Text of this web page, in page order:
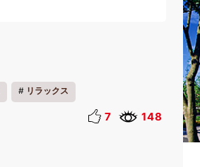
リラックス
7 148